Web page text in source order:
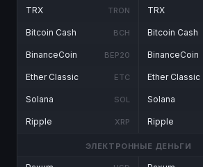
TRX TRON
Bitcoin Cash BCH
BinanceCoin BEP20
Ether Classic ETC
Solana SOL
Ripple XRP
TRX
Bitcoin Cash
BinanceCoin
Ether Classic
Solana
Ripple
ЭЛЕКТРОННЫЕ ДЕНЬГИ